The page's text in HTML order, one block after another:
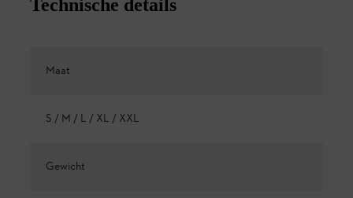
Technische details
Maat
S / M / L / XL / XXL
Gewicht